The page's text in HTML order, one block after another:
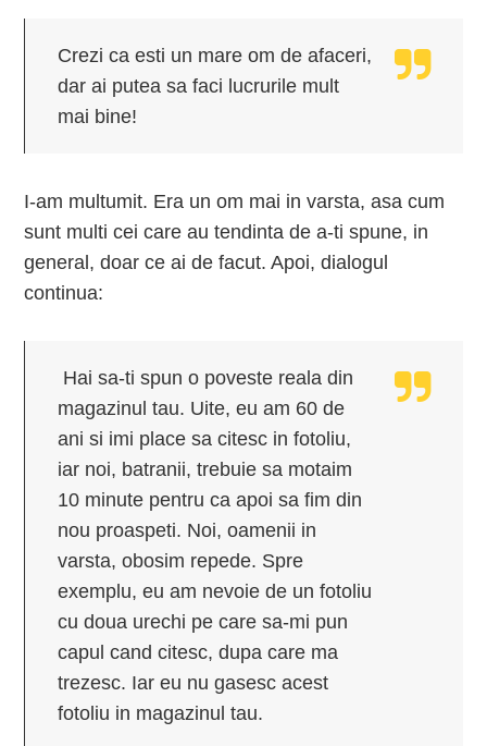
Crezi ca esti un mare om de afaceri,
dar ai putea sa faci lucrurile mult
mai bine!
I-am multumit. Era un om mai in varsta, asa cum
sunt multi cei care au tendinta de a-ti spune, in
general, doar ce ai de facut. Apoi, dialogul
continua:
Hai sa-ti spun o poveste reala din
magazinul tau. Uite, eu am 60 de
ani si imi place sa citesc in fotoliu,
iar noi, batranii, trebuie sa motaim
10 minute pentru ca apoi sa fim din
nou proaspeti. Noi, oamenii in
varsta, obosim repede. Spre
exemplu, eu am nevoie de un fotoliu
cu doua urechi pe care sa-mi pun
capul cand citesc, dupa care ma
trezesc. Iar eu nu gasesc acest
fotoliu in magazinul tau.